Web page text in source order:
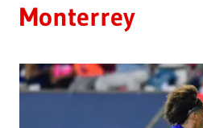
Monterrey